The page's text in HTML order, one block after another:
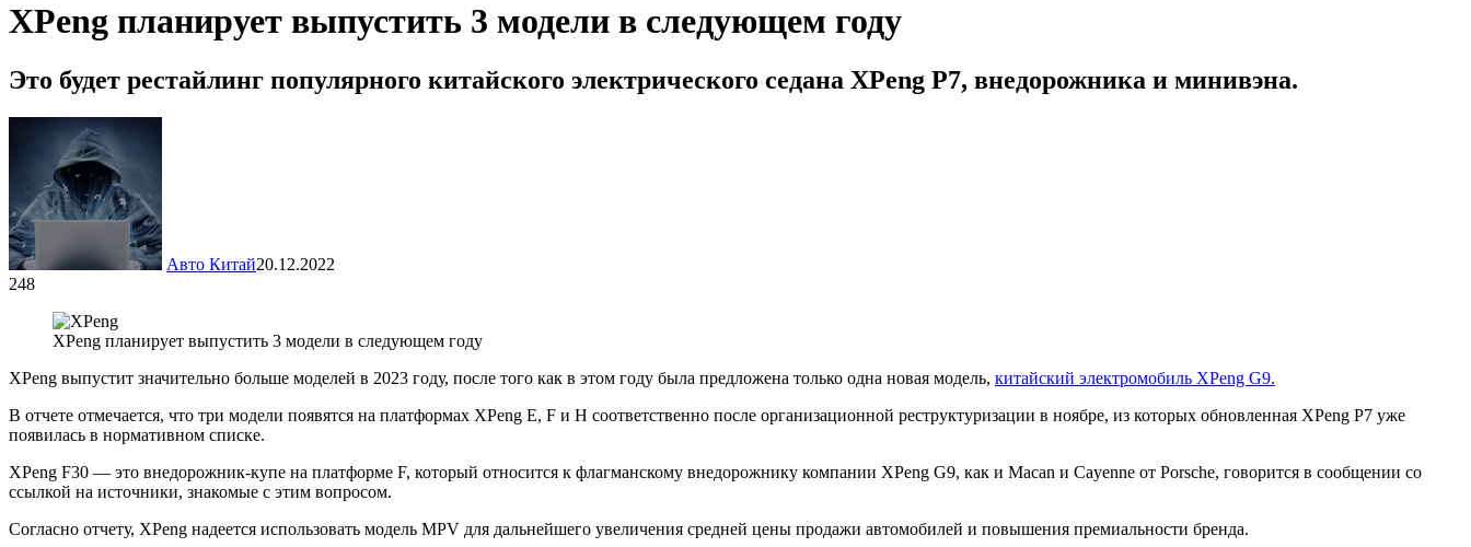
XPeng планирует выпустить 3 модели в следующем году
Это будет рестайлинг популярного китайского электрического седана XPeng P7, внедорожника и минивэна.
Авто Китай20.12.2022
248
XPeng планирует выпустить 3 модели в следующем году
XPeng выпустит значительно больше моделей в 2023 году, после того как в этом году была предложена только одна новая модель, китайский электромобиль XPeng G9.
В отчете отмечается, что три модели появятся на платформах XPeng E, F и H соответственно после организационной реструктуризации в ноябре, из которых обновленная XPeng P7 уже
появилась в нормативном списке.
XPeng F30 — это внедорожник-купе на платформе F, который относится к флагманскому внедорожнику компании XPeng G9, как и Macan и Cayenne от Porsche, говорится в сообщении со
ссылкой на источники, знакомые с этим вопросом.
Согласно отчету, XPeng надеется использовать модель MPV для дальнейшего увеличения средней цены продажи автомобилей и повышения премиальности бренда.